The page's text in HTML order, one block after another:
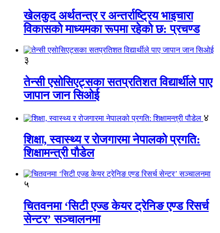
खेलकुद अर्थतन्त्र र अन्तर्राष्ट्रिय भाइचारा
विकासको माध्यमका रूपमा रहेको छ: प्रचण्ड
३
तेन्सी एसोसिएट्सका सतप्रतिशत विद्यार्थीले पाए
जापान जान सिओई
४
शिक्षा, स्वास्थ्य र रोजगारमा नेपालको प्रगति:
शिक्षामन्त्री पौडेल
५
चितवनमा ‘सिटी एज्ड केयर ट्रेनिङ एण्ड रिसर्च
सेन्टर’ सञ्चालनमा